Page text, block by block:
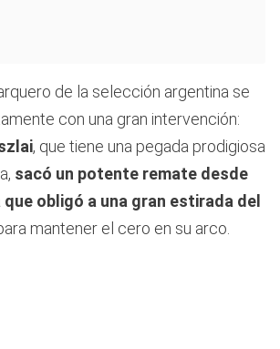
de la selección argentina se
con una gran intervención:
, que tiene una pegada prodigiosa
sacó un potente remate desde
obligó a una gran estirada del
mantener el cero en su arco.